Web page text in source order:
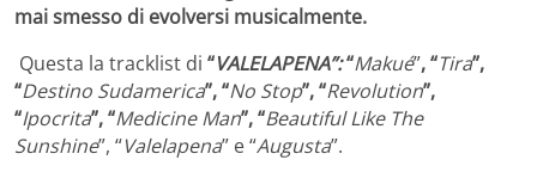
mai smesso di evolversi musicalmente.
Questa la tracklist di “VALELAPENA”:“Makué”, “Tira”,
“Destino Sudamerica”, “No Stop”, “Revolution”,
“Ipocrita”, “Medicine Man”, “Beautiful Like The
Sunshine”, “Valelapena” e “Augusta”.